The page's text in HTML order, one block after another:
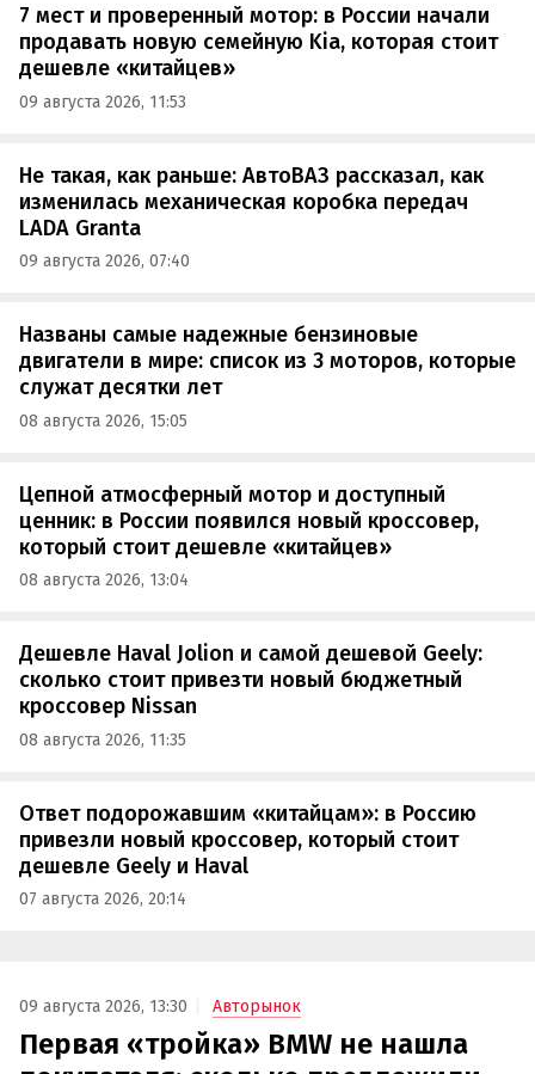
7 мест и проверенный мотор: в России начали
продавать новую семейную Kia, которая стоит
дешевле «китайцев»
09 августа 2026, 11:53
Не такая, как раньше: АвтоВАЗ рассказал, как
изменилась механическая коробка передач
LADA Granta
09 августа 2026, 07:40
Названы самые надежные бензиновые
двигатели в мире: список из 3 моторов, которые
служат десятки лет
08 августа 2026, 15:05
Цепной атмосферный мотор и доступный
ценник: в России появился новый кроссовер,
который стоит дешевле «китайцев»
08 августа 2026, 13:04
Дешевле Haval Jolion и самой дешевой Geely:
сколько стоит привезти новый бюджетный
кроссовер Nissan
08 августа 2026, 11:35
Ответ подорожавшим «китайцам»: в Россию
привезли новый кроссовер, который стоит
дешевле Geely и Haval
07 августа 2026, 20:14
09 августа 2026, 13:30 Авторынок
Первая «тройка» BMW не нашла